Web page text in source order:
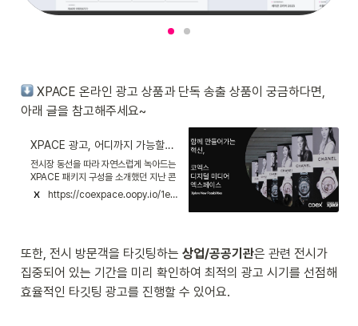
XPACE 온라인 광고 상품과 단독 송출 상품이 궁금하다면,
아래 글을 참고해주세요~
XPACE 광고, 어디까지 가능할까? 광고 옵션 총정리!
전시장 동선을 따라 자연스럽게 녹아드는
XPACE 패키지 구성을 소개했던 지난 콘
텐츠 기억하시나요?
https://coexpace.oopy.io/1eddd431-00e5-803c-bc7d-efca36b34517
또한, 전시 방문객을 타깃팅하는 상업/공공기관은 관련 전시가
집중되어 있는 기간을 미리 확인하여 최적의 광고 시기를 선점해
효율적인 타깃팅 광고를 진행할 수 있어요.